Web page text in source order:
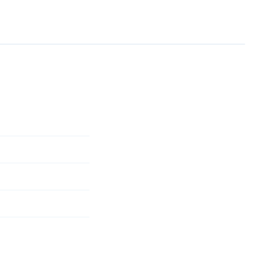
passive
wählbar.
Apple Music und
zum
am Gerät für